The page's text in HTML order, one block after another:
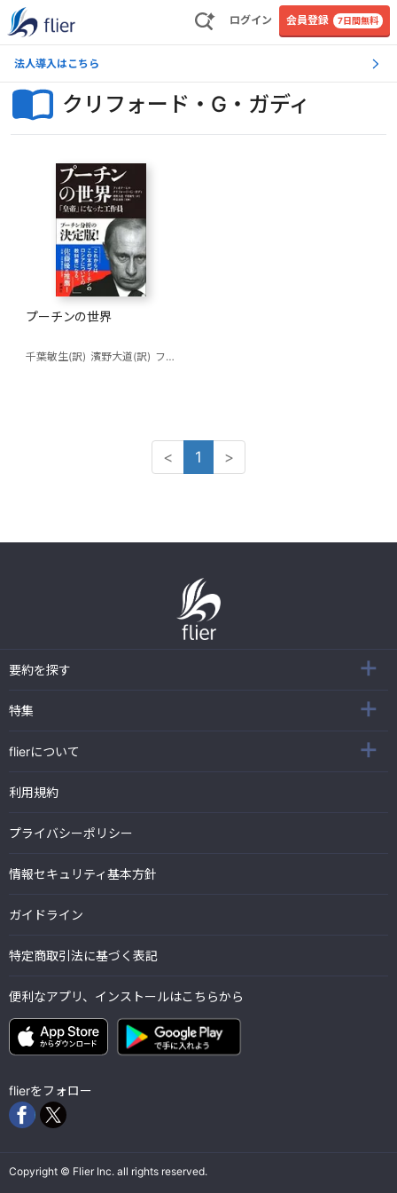
ログイン 会員登録 7日間無料
法人導入はこちら
クリフォード・G・ガディ
プーチンの世界
千葉敏生(訳) 濱野大道(訳) フィオナ・ヒル
< 1 >
要約を探す
特集
flierについて
利用規約
プライバシーポリシー
情報セキュリティ基本方針
ガイドライン
特定商取引法に基づく表記
便利なアプリ、インストールはこちらから
flierをフォロー
Copyright © Flier Inc. all rights reserved.